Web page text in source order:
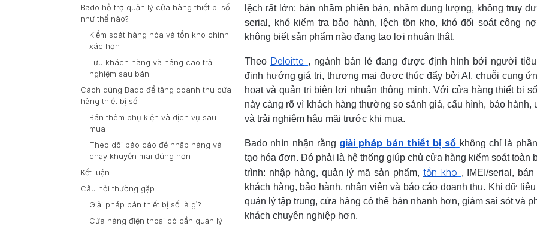
Bado hỗ trợ quản lý cửa hàng thiết bị số
như thế nào?
Kiểm soát hàng hóa và tồn kho chính
xác hơn
Lưu khách hàng và nâng cao trải
nghiệm sau bán
Cách dùng Bado để tăng doanh thu cửa
hàng thiết bị số
Bán thêm phụ kiện và dịch vụ sau
mua
Theo dõi báo cáo để nhập hàng và
chạy khuyến mãi đúng hơn
Kết luận
Câu hỏi thường gặp
Giải pháp bán thiết bị số là gì?
Cửa hàng điện thoại có cần quản lý
lệch rất lớn: bán nhầm phiên bản, nhầm dung lượng, không truy
serial, khó kiểm tra bảo hành, lệch tồn kho, khó đối soát công
không biết sản phẩm nào đang tạo lợi nhuận thật.
Theo Deloitte , ngành bán lẻ đang được định hình bởi người
định hướng giá trị, thương mại được thúc đẩy bởi AI, chuỗi cung
hoạt và quản trị biên lợi nhuận thông minh. Với cửa hàng thiết bị
này càng rõ vì khách hàng thường so sánh giá, cấu hình, bảo hành,
và trải nghiệm hậu mãi trước khi mua.
Bado nhìn nhận rằng giải pháp bán thiết bị số không chỉ là
tạo hóa đơn. Đó phải là hệ thống giúp chủ cửa hàng kiểm soát toàn
trình: nhập hàng, quản lý mã sản phẩm, tồn kho , IMEI/serial, bán
khách hàng, bảo hành, nhân viên và báo cáo doanh thu. Khi dữ
quản lý tập trung, cửa hàng có thể bán nhanh hơn, giảm sai sót và
khách chuyên nghiệp hơn.